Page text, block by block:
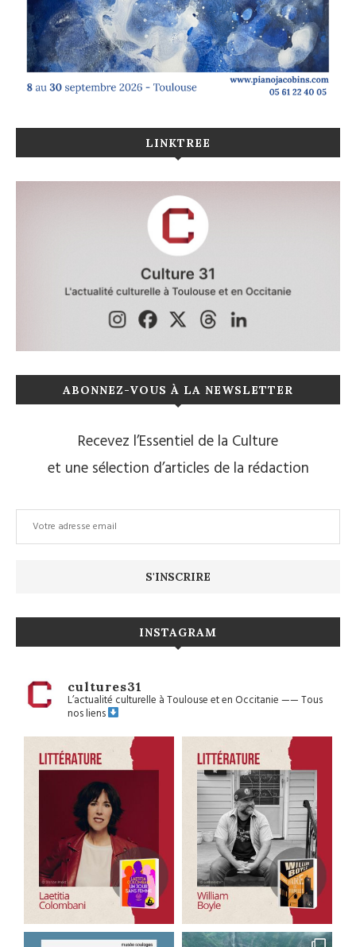
LINKTREE
ABONNEZ-VOUS À LA NEWSLETTER
Recevez l’Essentiel de la Culture
et une sélection d’articles de la rédaction
INSTAGRAM
cultures31
L’actualité culturelle à Toulouse et en Occitanie——Tous
nos liens